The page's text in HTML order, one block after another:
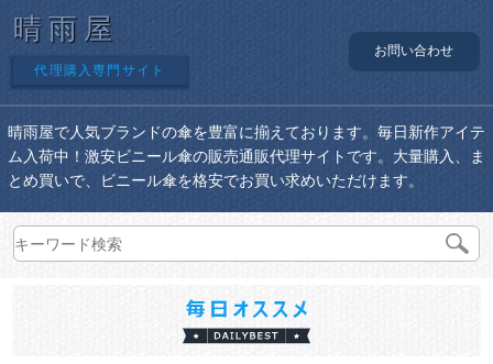
晴雨屋
代理購入専門サイト
お問い合わせ
晴雨屋で人気ブランドの傘を豊富に揃えております。毎日新作アイテ
ム入荷中！激安ビニール傘の販売通販代理サイトです。大量購入、ま
とめ買いで、ビニール傘を格安でお買い求めいただけます。